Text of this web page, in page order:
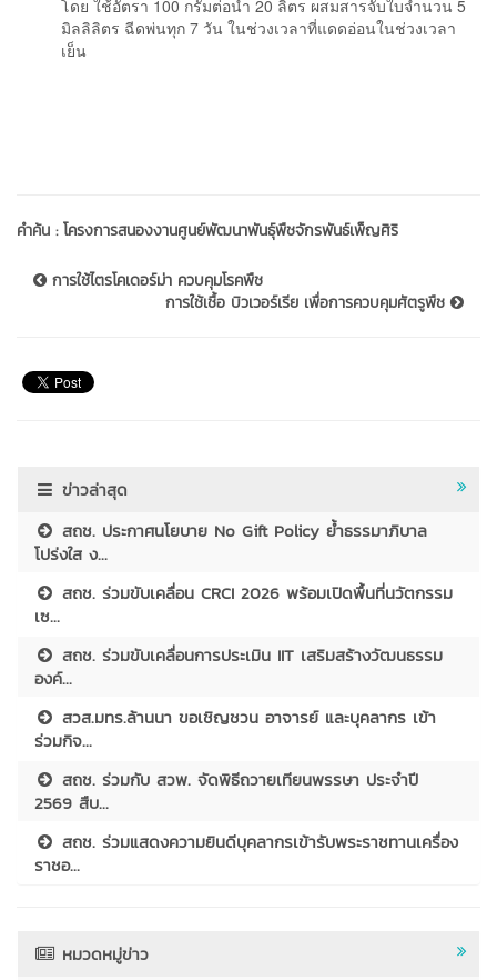
โดย ใช้อัตรา 100 กรัมต่อน้ำ 20 ลิตร ผสมสารจับใบจำนวน 5
มิลลิลิตร ฉีดพ่นทุก 7 วัน ในช่วงเวลาที่แดดอ่อนในช่วงเวลา
เย็น
คำค้น :โครงการสนองงานศูนย์พัฒนาพันธุ์พืชจักรพันธ์เพ็ญศิริ
การใช้ไตรโคเดอร์ม่า ควบคุมโรคพืช
การใช้เชื้อ บิวเวอร์เรีย เพื่อการควบคุมศัตรูพืช
ข่าวล่าสุด
สถช. ประกาศนโยบาย No Gift Policy ย้ำธรรมาภิบาล
โปร่งใส ง...
สถช. ร่วมขับเคลื่อน CRCI 2026 พร้อมเปิดพื้นที่นวัตกรรม
เซ...
สถช. ร่วมขับเคลื่อนการประเมิน IIT เสริมสร้างวัฒนธรรม
องค์...
สวส.มทร.ล้านนา ขอเชิญชวน อาจารย์ และบุคลากร เข้า
ร่วมกิจ...
สถช. ร่วมกับ สวพ. จัดพิธีถวายเทียนพรรษา ประจำปี
2569 สืบ...
สถช. ร่วมแสดงความยินดีบุคลากรเข้ารับพระราชทานเครื่อง
ราชอ...
หมวดหมู่ข่าว